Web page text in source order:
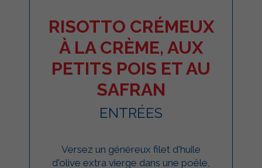
RISOTTO CRÉMEUX
À LA CRÈME, AUX
PETITS POIS ET AU
SAFRAN
ENTRÉES
Versez un généreux filet d'huile
d'olive extra vierge dans une poêle,